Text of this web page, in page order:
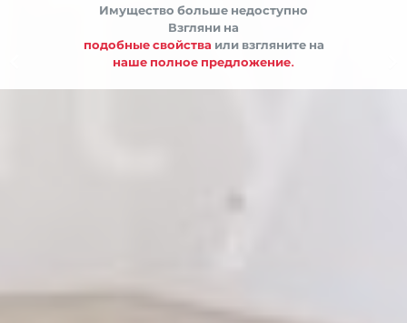
Имущество больше недоступно
Взгляни на
подобные свойства или взгляните на
наше полное предложение.